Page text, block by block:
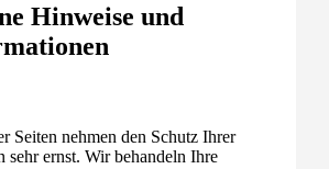
Hinweise und
Seiten nehmen den Schutz Ihrer
sehr ernst. Wir behandeln Ihre